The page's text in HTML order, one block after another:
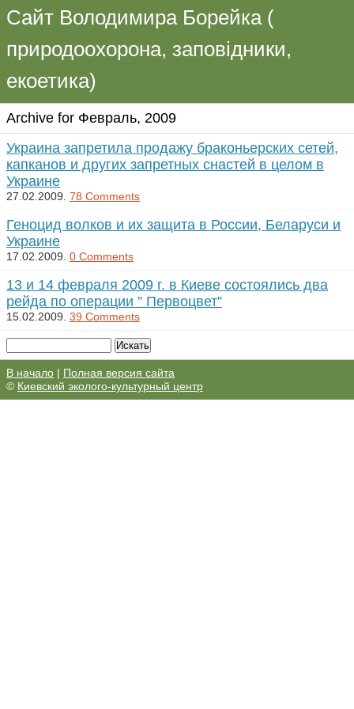
Сайт Володимира Борейка (
природоохорона, заповідники,
екоетика)
Archive for Февраль, 2009
Украина запретила продажу браконьерских сетей,
капканов и других запретных снастей в целом в
Украине
27.02.2009. 78 Comments
Геноцид волков и их защита в России, Беларуси и
Украине
17.02.2009. 0 Comments
13 и 14 февраля 2009 г. в Киеве состоялись два
рейда по операции ” Первоцвет”
15.02.2009. 39 Comments
В начало | Полная версия сайта
© Киевский эколого-культурный центр